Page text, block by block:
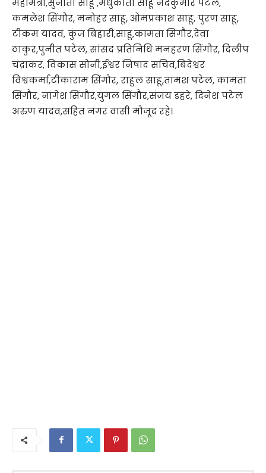
कमलेश सिंगौर, मनोहर साहू, ओमप्रकाश साहू, पुरण साहू,
टीकम यादव, कुंज बिहारी,साहू,कामता सिंगौर,देवा
ठाकुर,पुनीत पटेल, सांसद प्रतिनिधि मनहरण सिंगौर, दिलीप
चंद्राकर, विकास सोनी,ईश्वर निषाद सचिव,बिदेश्वर
विश्वकर्मा,टीकाराम सिंगौर, राहुल साहू,तामश पटेल, कामता
सिंगौर, नागेश सिंगौर,युगल सिंगौर,संजय डहरे, दिनेश पटेल
अरुण यादव,सहित नगर वासी मौजूद रहे।